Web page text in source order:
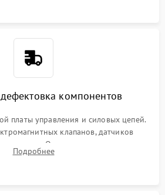
компонентов
платы управления и силовых цепей.
клапанов, датчиков
Оценка степени износа
уплотнительных колец гидросистемы
Подробнее